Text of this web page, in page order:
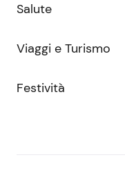
Salute
Viaggi e Turismo
Festività